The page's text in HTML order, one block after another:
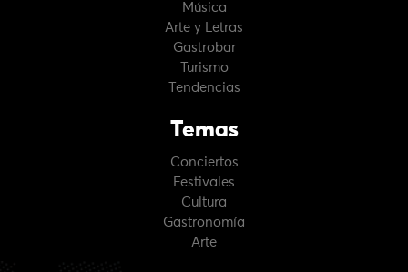
Música
Arte y Letras
Gastrobar
Turismo
Tendencias
Temas
Conciertos
Festivales
Cultura
Gastronomía
Arte